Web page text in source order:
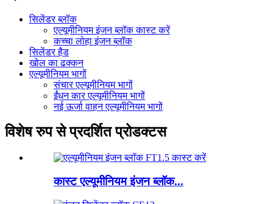
सिलेंडर ब्लॉक
एल्यूमीनियम इंजन ब्लॉक कास्ट करें
कच्चा लोहा इंजन ब्लॉक
सिलेंडर हैड
खोल का ढक्कन
एल्यूमीनियम भागों
संचार एल्यूमीनियम भागों
ईंधन कार एल्यूमीनियम भागों
नई ऊर्जा वाहन एल्यूमीनियम भागों
विशेष रुप से प्रदर्शित प्रोडक्टस
कास्ट एल्यूमीनियम इंजन ब्लॉक...